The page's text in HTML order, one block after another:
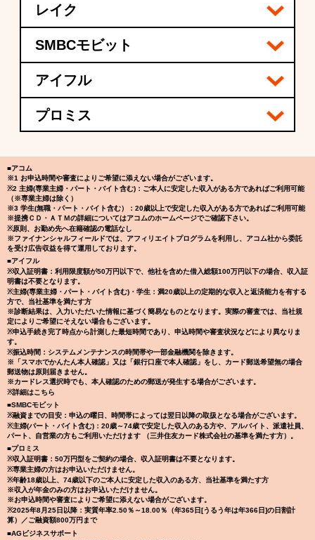
レイク
SMBCモビット
アイフル
プロミス
■アコム
※1 お申込時間や審査によりご希望に添えない場合がございます。
※2 主婦(専業主婦・パート・バイト含む)：ご本人に安定した収入がある方であればご利用可能
（※専業主婦は除く）
※3 学生(無職・パート・バイト含む）：20歳以上で安定した収入がある方であればご利用可能
※提携ＣＤ・ＡＴＭの詳細についてはアコムのホームページでご確認下さい。
※原則、お勤め先へ在籍確認の電話なし
※ファイナンシャルフィールドでは、アフィリエイトプログラムを利用し、アコム社から委託
を受け広告収益を得て運用しております。
■アイフル
※収入証明書：利用限度額が50万円以下で、他社を含めた借入総額100万円以下の場合、収入証
明書は不要となります。
※主婦(専業主婦・パート・バイト含む)・学生：満20歳以上の定期的な収入と返済能力を有する
方で、当社基準を満たす方
※診断結果は、入力いただいた情報に基づく簡易なものとなります。実際の審査では、当社規
定によりご希望にそえない場合もございます。
※申込手続き完了時点から計測した最短時間であり、申込時間や審査状況などにより異なりま
す。
※振込時間：システムメンテナンスの時間帯や一部金融機関を除きます。
※「スマホでかんたん本人確認」又は「銀行口座で本人確認」をし、カード郵送希望無の場合
郵送物は原則届きません。
※カードレス選択時でも、本人確認のための郵送が発生する場合がございます。
※詳細はこちら
■SMBCモビット
※融資までの目安：申込の曜日、時間帯によっては翌日以降の取扱となる場合がございます。
※主婦(パート・バイト含む)：20歳～74歳で安定した収入のある方や、アルバイト、派遣社員、
パート、自営業の方もご利用いただけます （三井住友カード株式会社の基準を満たす方）。
■プロミス
※収入証明書：50万円型をご契約の場合、収入証明書は不要となります。
※専業主婦の方はお申込いただけません。
※年齢18歳以上、74歳以下のご本人に安定した収入のある方、当社基準を満たす方
※収入が年金のみの方はお申込いただけません。
※お申込時間や審査によりご希望に添えない場合がございます。
※2025年8月25日以降：実質年率2.50％～18.00％（年365日[うるう年は年366日]の日割計
算）／ご融資額800万円まで
■AGビジネスサポート